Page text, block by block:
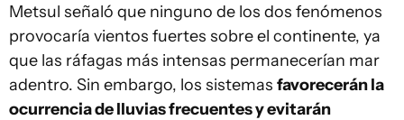
Metsul señaló que ninguno de los dos fenómenos
provocaría vientos fuertes sobre el continente, ya
que las ráfagas más intensas permanecerían mar
adentro. Sin embargo, los sistemas favorecerán la
ocurrencia de lluvias frecuentes y evitarán